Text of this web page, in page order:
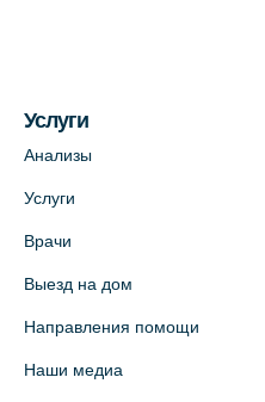
Медицинский центр
+7 (812) 660-73-69
+7 (812) 660-73-69
Услуги
Анализы
Услуги
Врачи
Выезд на дом
Направления помощи
Наши медиа